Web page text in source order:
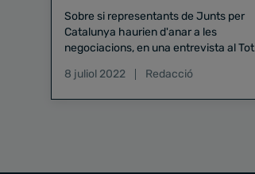
Sobre si representants de Junts per
Catalunya haurien d'anar a les
negociacions, en una entrevista al Tot
d'Interior, Elena, ha defensat que "és
8 juliol 2022 Redacció